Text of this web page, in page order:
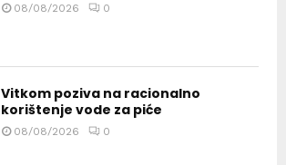
08/08/2026 0
Vitkom poziva na racionalno
korištenje vode za piće
08/08/2026 0